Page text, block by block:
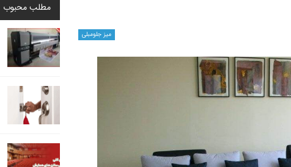
میز جلومبلی
مطلب محبوب